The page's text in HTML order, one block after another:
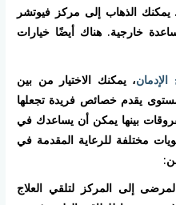
الذهاب إلى مركز فيوتشر
خارجية. هناك أيضًا خيارات
الإدمان، يمكنك الاختيار من بين
يقدم خصائص فريدة تجعلها
بينها يمكن أن يساعدك في
مختلفة للرعاية المقدمة في
إلى المركز لتلقي العلاج